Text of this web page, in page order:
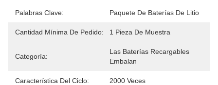
Palabras Clave: Paquete De Baterías De Litio
Cantidad Mínima De Pedido: 1 Pieza De Muestra
Categoría:
Las Baterías Recargables
Embalan
Característica Del Ciclo: 2000 Veces